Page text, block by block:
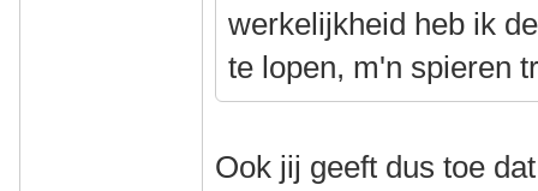
werkelijkheid heb ik
te lopen, m'n spieren
Ook jij geeft dus toe